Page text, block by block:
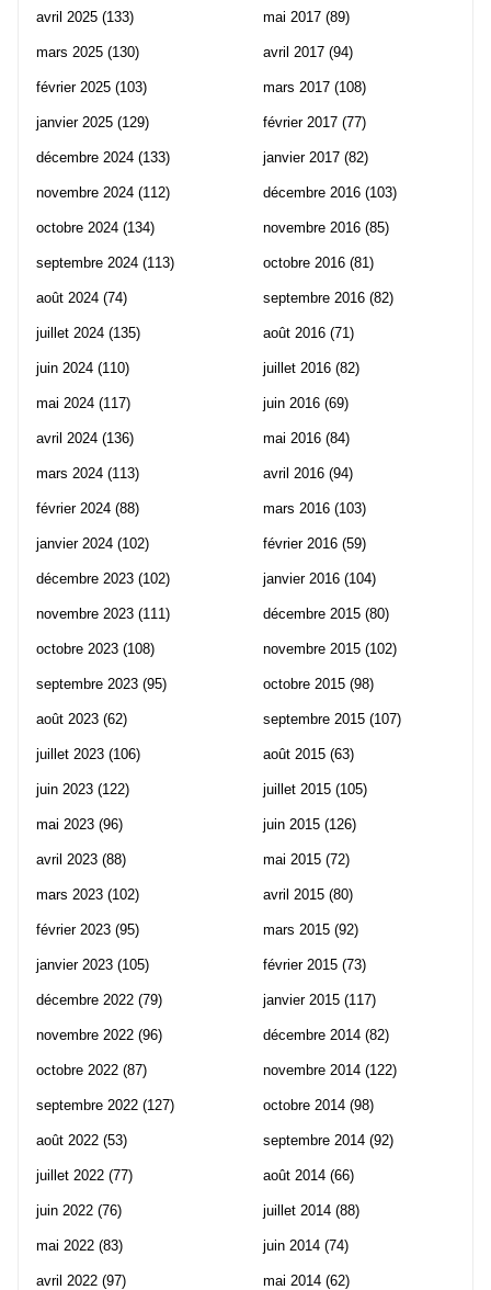
avril 2025 (133)
mars 2025 (130)
février 2025 (103)
janvier 2025 (129)
décembre 2024 (133)
novembre 2024 (112)
octobre 2024 (134)
septembre 2024 (113)
août 2024 (74)
juillet 2024 (135)
juin 2024 (110)
mai 2024 (117)
avril 2024 (136)
mars 2024 (113)
février 2024 (88)
janvier 2024 (102)
décembre 2023 (102)
novembre 2023 (111)
octobre 2023 (108)
septembre 2023 (95)
août 2023 (62)
juillet 2023 (106)
juin 2023 (122)
mai 2023 (96)
avril 2023 (88)
mars 2023 (102)
février 2023 (95)
janvier 2023 (105)
décembre 2022 (79)
novembre 2022 (96)
octobre 2022 (87)
septembre 2022 (127)
août 2022 (53)
juillet 2022 (77)
juin 2022 (76)
mai 2022 (83)
avril 2022 (97)
mai 2017 (89)
avril 2017 (94)
mars 2017 (108)
février 2017 (77)
janvier 2017 (82)
décembre 2016 (103)
novembre 2016 (85)
octobre 2016 (81)
septembre 2016 (82)
août 2016 (71)
juillet 2016 (82)
juin 2016 (69)
mai 2016 (84)
avril 2016 (94)
mars 2016 (103)
février 2016 (59)
janvier 2016 (104)
décembre 2015 (80)
novembre 2015 (102)
octobre 2015 (98)
septembre 2015 (107)
août 2015 (63)
juillet 2015 (105)
juin 2015 (126)
mai 2015 (72)
avril 2015 (80)
mars 2015 (92)
février 2015 (73)
janvier 2015 (117)
décembre 2014 (82)
novembre 2014 (122)
octobre 2014 (98)
septembre 2014 (92)
août 2014 (66)
juillet 2014 (88)
juin 2014 (74)
mai 2014 (62)